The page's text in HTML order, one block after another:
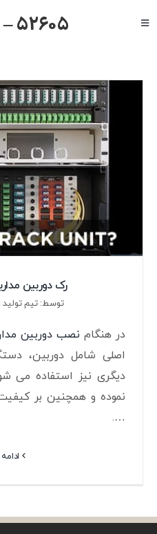
to
Toggle
گرنداستریم
میکروتیک
هایک ویژن
– 52605
رک دوربین
توسط: تیم تولید
در هنگام نصب دوربین
اصلی شامل دوربین،
دیگری نیز استفاده می
نموده و همچنین بر
….